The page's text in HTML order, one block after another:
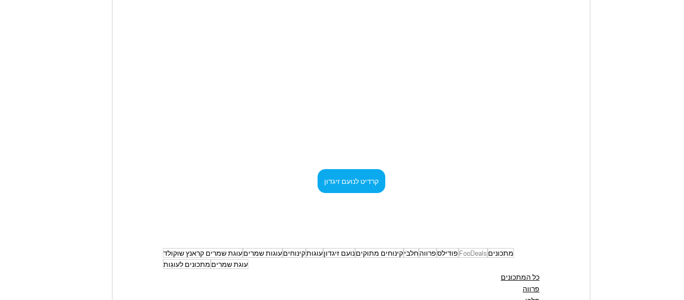
קרדיט לנועם זיגדון
מתכונים FooDeals פודילספרווהחלביקינוחים מתוקיםנועם זיגדוןעוגותקינוחיםעוגות שמריםעוגת שמרים קראנץ שוקולד
עוגת שמרים מתכונים לעוגִות
כל המתכונים
פרווה